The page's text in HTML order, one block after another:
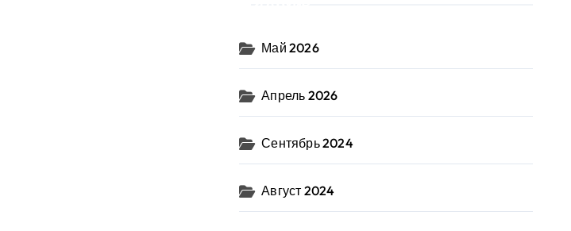
Май 2026
Апрель 2026
Сентябрь 2024
Август 2024